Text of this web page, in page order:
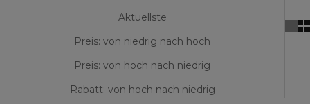
Aktuellste
Preis: von niedrig nach hoch
Preis: von hoch nach niedrig
Rabatt: von hoch nach niedrig